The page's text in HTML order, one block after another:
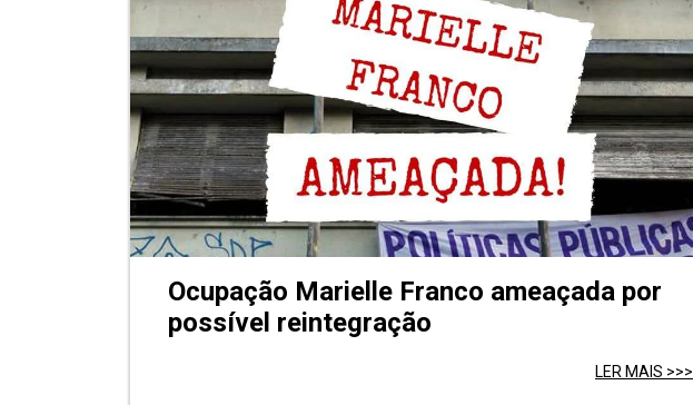
Ocupação Marielle Franco ameaçada por
possível reintegração
LER MAIS >>>